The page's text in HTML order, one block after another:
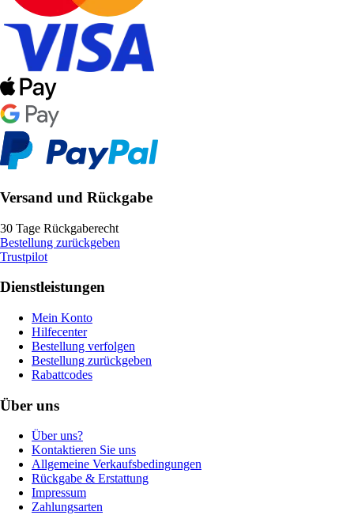
Versand und Rückgabe
30 Tage Rückgaberecht
Bestellung zurückgeben
Trustpilot
Dienstleistungen
Mein Konto
Hilfecenter
Bestellung verfolgen
Bestellung zurückgeben
Rabattcodes
Über uns
Über uns?
Kontaktieren Sie uns
Allgemeine Verkaufsbedingungen
Rückgabe & Erstattung
Impressum
Zahlungsarten